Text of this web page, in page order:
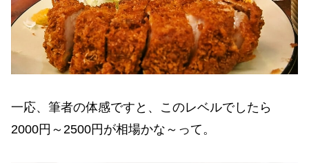
一応、筆者の体感ですと、このレベルでしたら
2000円～2500円が相場かな～って。